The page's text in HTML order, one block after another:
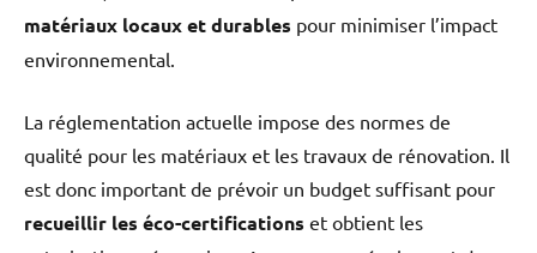
matériaux locaux et durables pour minimiser l’impact
environnemental.
La réglementation actuelle impose des normes de
qualité pour les matériaux et les travaux de rénovation. Il
est donc important de prévoir un budget suffisant pour
recueillir les éco-certifications et obtient les